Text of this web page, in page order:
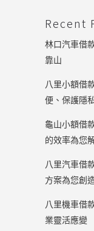
Recent
林口汽車借
靠山
八里小額借
便、保護隱
龜山小額借
的效率為您
八里汽車借
方案為您創
八里機車借
業靈活應變